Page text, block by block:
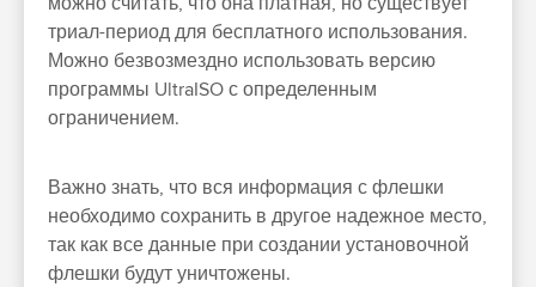
триал-период для бесплатного использования.
Можно безвозмездно использовать версию
программы UltraISO с определенным
ограничением.
Важно знать, что вся информация с флешки
необходимо сохранить в другое надежное место,
так как все данные при создании установочной
флешки будут уничтожены.